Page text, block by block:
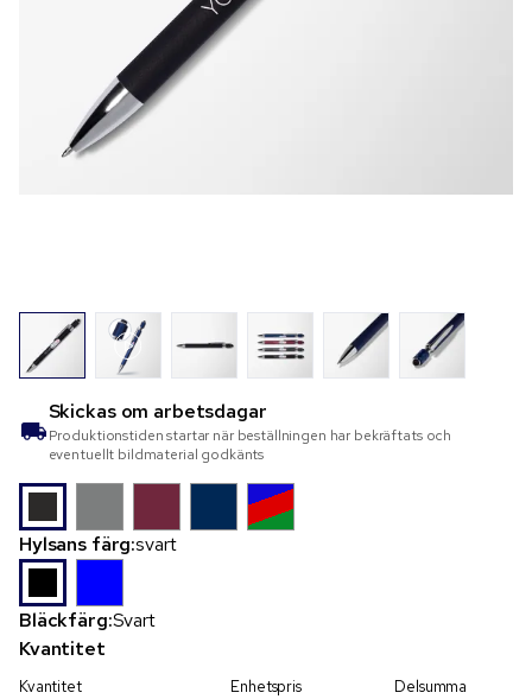
Skickas om arbetsdagar
Produktionstiden startar när beställningen har bekräftats och
eventuellt bildmaterial godkänts
Hylsans färg:svart
Bläckfärg:Svart
Kvantitet
Kvantitet Enhetspris Delsumma